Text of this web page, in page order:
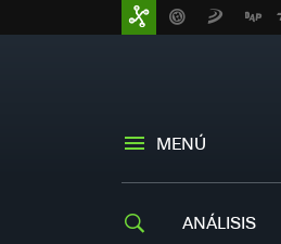
MENÚ
ANÁLISIS